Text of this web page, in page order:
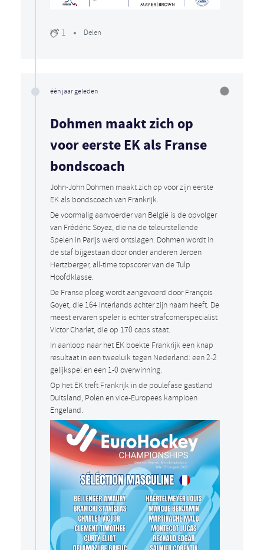
1 Delen
één jaar geleden
Dohmen maakt zich op
voor eerste EK als Franse
bondscoach
John-John Dohmen maakt zich op voor zijn eerste
EK als bondscoach van Frankrijk.
De voormalig aanvoerder van België is de opvolger
van Frédéric Soyez, die na de teleurstellende
Spelen in Parijs werd ontslagen. Dohmen wordt in
de staf bijgestaan door onder anderen Jeroen
Hertzberger, all-time topscorer van de Tulp
Hoofdklasse.
De Franse ploeg wordt aangevoerd door François
Goyet, die 164 interlands achter zijn naam heeft. De
meest ervaren speler is echter strafcornerspecialist
Victor Charlet, die op 170 caps staat.
In aanloop naar het EK boekte Frankrijk een knap
resultaat in een tweeluik tegen Nederland: een 2-2
gelijkspel en een 1-0 overwinning.
Op het EK treft Frankrijk in de poulefase gastland
Duitsland, Polen en vice-Europees kampioen
Engeland.